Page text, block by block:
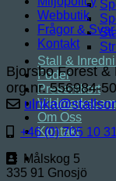
Stall &
Foder
Presentkort
Om Oss
Kontakt
Webbutik
Frågor & Svar
Kontakt
Bjorsbo Forest &
org.nr. 556984-
+46 (0) 705 10
Målskog 5
335 91 Gnosjö